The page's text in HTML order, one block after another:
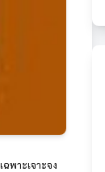
พาะเจาะจง